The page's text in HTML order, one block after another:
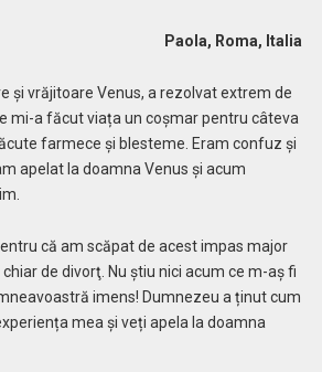
Roma, Italia
și vrăjitoare Venus, a rezolvat extrem de
mi-a făcut viața un coșmar pentru câteva
farmece şi blesteme. Eram confuz şi
apelat la doamna Venus și acum
că am scăpat de acest impas major
de divorţ. Nu ştiu nici acum ce m-aş fi
imens! Dumnezeu a ținut cum
mea și veți apela la doamna